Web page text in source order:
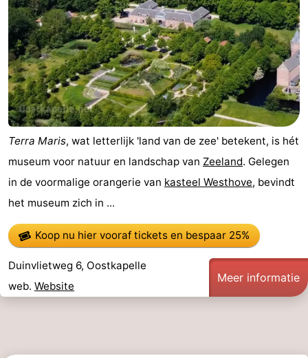
Terra Maris, wat letterlijk 'land van de zee' betekent, is hét
museum voor natuur en landschap van Zeeland. Gelegen
in de voormalige orangerie van kasteel Westhove, bevindt
het museum zich in ...
Koop nu hier vooraf ticketsen bespaar 25%
Duinvlietweg 6, Oostkapelle
web. Website
Meer informatie